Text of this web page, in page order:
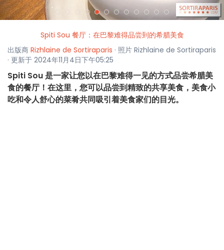
Spiti Sou 餐厅：在巴黎难得品尝到的希腊美食
出版商 Rizhlaine de Sortiraparis · 照片 Rizhlaine de Sortiraparis
· 更新于 2024年11月4日下午05:25
Spiti Sou 是一家让您以在巴黎难得一见的方式品尝希腊美
食的餐厅！在这里，您可以品尝到精致的共享美食，美食小
吃和令人舒心的菜肴共同吸引着美食家们的目光。